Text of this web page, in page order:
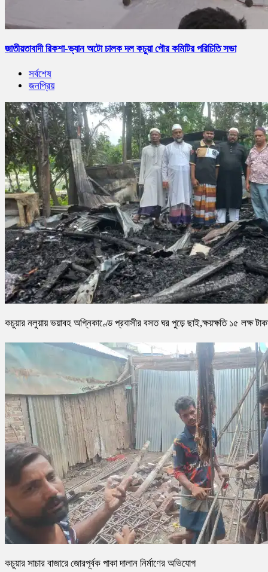
জাতীয়তাবাদী রিকশা-ভ্যান অটো চালক দল কচুয়া পৌর কমিটির পরিচিতি সভা
সর্বশেষ
জনপ্রিয়
কচুয়ার নলুয়ায় ভয়াবহ অগ্নিকাণ্ডে প্রবাসীর বসত ঘর পুড়ে ছাই,ক্ষয়ক্ষতি ১৫ লক্ষ
কচুয়ার সাচার বাজারে জোরপূর্বক পাকা দালান নির্মাণের অভিযোগ